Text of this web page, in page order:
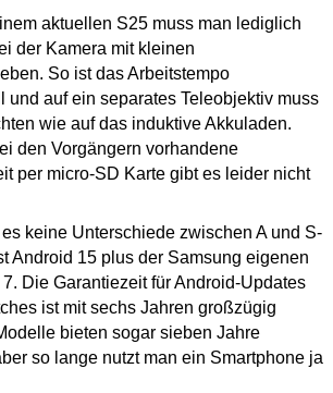
aktuellen S25 muss man lediglich
der Kamera mit kleinen
So ist das Arbeitstempo
und auf ein separates Teleobjektiv muss
wie auf das induktive Akkuladen.
den Vorgängern vorhandene
per micro-SD Karte gibt es leider nicht
keine Unterschiede zwischen A und S-
Android 15 plus der Samsung eigenen
Die Garantiezeit für Android-Updates
ist mit sechs Jahren großzügig
bieten sogar sieben Jahre
so lange nutzt man ein Smartphone ja